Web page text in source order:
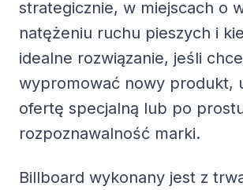
strategicznie, w miejscach o
natężeniu ruchu pieszych i
idealne rozwiązanie, jeśli
wypromować nowy produkt,
ofertę specjalną lub po
rozpoznawalność marki.
Billboard wykonany jest z